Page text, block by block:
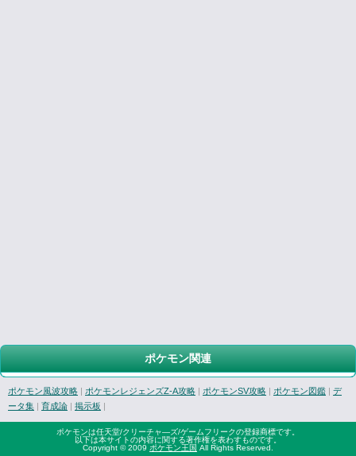
ポケモン関連
ポケモン風波攻略 | ポケモンレジェンズZ-A攻略 | ポケモンSV攻略 | ポケモン図鑑 | デ
ータ集 | 育成論 | 掲示板 |
ポケモンは任天堂/クリーチャ―ズ/ゲームフリークの登録商標です。
以下は本サイトの内容に関する著作権を表わすものです。
Copyright © 2009 ポケモン王国 All Rights Reserved.